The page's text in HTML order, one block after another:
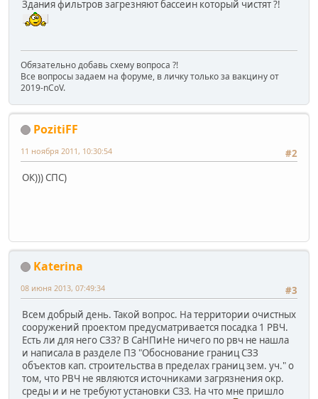
Здания фильтров загрезняют бассеин который чистят ?!
Обязательно добавь схему вопроса ?!
Все вопросы задаем на форуме, в личку только за вакцину от
2019-nCoV.
PozitiFF
#2
11 ноября 2011, 10:30:54
ОК))) СПС)
Katerina
#3
08 июня 2013, 07:49:34
Всем добрый день. Такой вопрос. На территории очистных
сооружений проектом предусматривается посадка 1 РВЧ.
Есть ли для него СЗЗ? В СаНПиНе ничего по рвч не нашла
и написала в разделе ПЗ "Обоснование границ СЗЗ
объектов кап. строительства в пределах границ зем. уч." о
том, что РВЧ не являются источниками загрязнения окр.
среды и и не требуют установки СЗЗ. На что мне пришло